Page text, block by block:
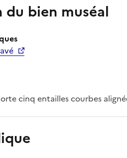
bien muséal
cinq entailles courbes